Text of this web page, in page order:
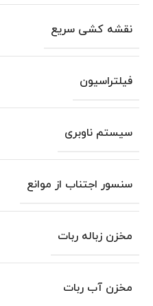
نقشه کشی سریع
فیلتراسیون
سیستم ناوبری
سنسور اجتناب از موانع
مخزن زباله ربات
مخزن آب ربات